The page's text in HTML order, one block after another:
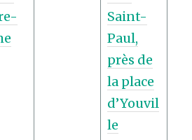
Saint-
Paul,
près de
la place
d’Youvil
le